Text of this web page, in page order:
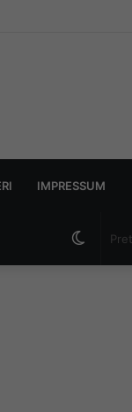
IMPRESSUM
Switch